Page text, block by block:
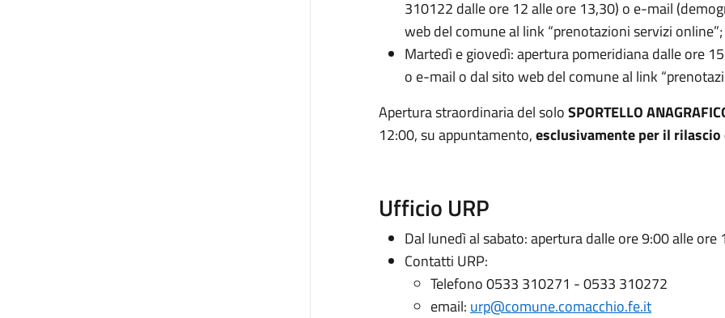
310122 dalle ore 12 alle ore 13,30) o e-mail
web del comune al link “prenotazioni servizi online”;
Martedì e giovedì: apertura pomeridiana dalle ore
o e-mail o dal sito web del comune al link
Apertura straordinaria del soloSPORTELLO
12:00, su appuntamento,esclusivamente per il
Ufficio URP
Dal lunedì al sabato: apertura dalle ore 9:00 alle ore
Contatti URP:
Telefono 0533 310271 - 0533 310272
email: urp@comune.comacchio.fe.it